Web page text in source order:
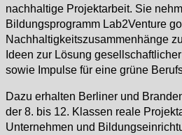
nachhaltige Projektarbeit. Sie
Bildungsprogramm Lab2Venture
Nachhaltigkeitszusammenhänge
Ideen zur Lösung
sowie Impulse für eine grüne
Dazu erhalten Berliner und
der 8. bis 12. Klassen reale
Unternehmen und